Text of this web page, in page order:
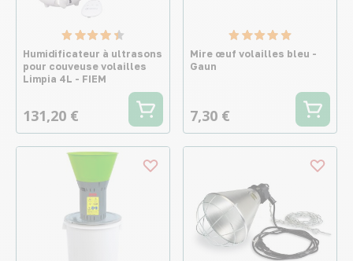
Humidificateur à ultrasons
pour couveuse volailles
Limpia 4L - FIEM
131,20 €
Mire œuf volailles bleu -
Gaun
7,30 €